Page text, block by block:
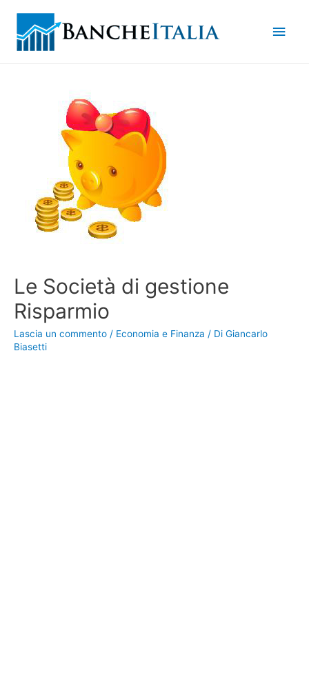
Le Società di gestione
Risparmio
Lascia un commento / Economia e Finanza / Di Giancarlo
Biasetti